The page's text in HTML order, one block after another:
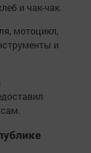
и чак-чак.
мотоцикл,
и